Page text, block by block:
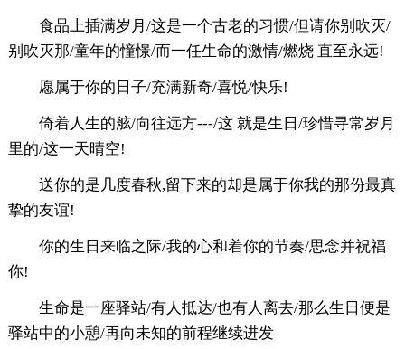
食品上插满岁月/这是一个古老的习惯/但请你别吹灭/
别吹灭那/童年的憧憬/而一任生命的激情/燃烧 直至永远!
愿属于你的日子/充满新奇/喜悦/快乐!
倚着人生的舷/向往远方---/这 就是生日/珍惜寻常岁月
里的/这一天晴空!
送你的是几度春秋,留下来的却是属于你我的那份最真
挚的友谊!
你的生日来临之际/我的心和着你的节奏/思念并祝福
你!
生命是一座驿站/有人抵达/也有人离去/那么生日便是
驿站中的小憩/再向未知的前程继续进发